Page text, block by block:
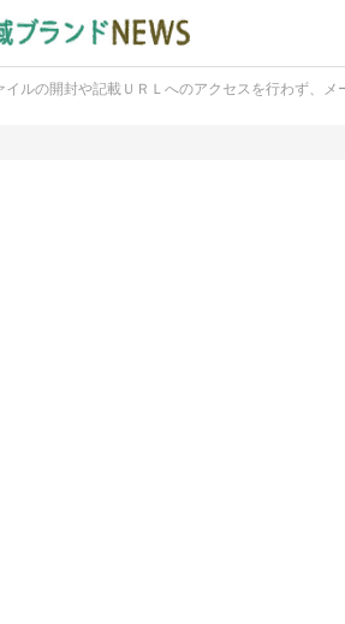
ルの開封や記載ＵＲＬへのアクセスを行わず、メ